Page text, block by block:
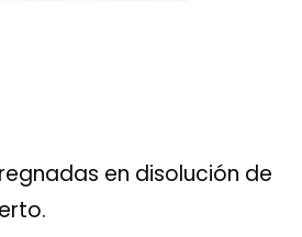
en disolución de